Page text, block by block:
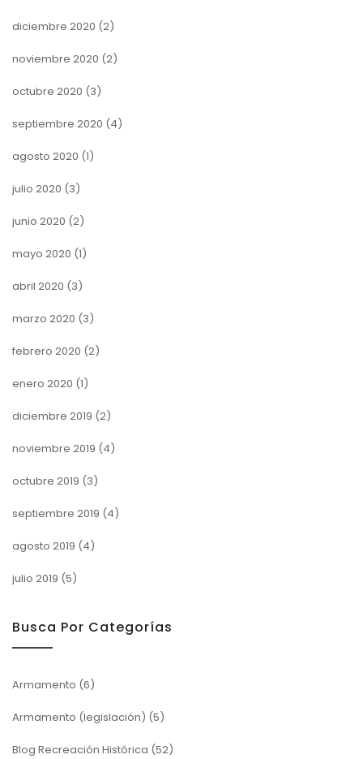
diciembre 2020 (2)
noviembre 2020 (2)
octubre 2020 (3)
septiembre 2020 (4)
agosto 2020 (1)
julio 2020 (3)
junio 2020 (2)
mayo 2020 (1)
abril 2020 (3)
marzo 2020 (3)
febrero 2020 (2)
enero 2020 (1)
diciembre 2019 (2)
noviembre 2019 (4)
octubre 2019 (3)
septiembre 2019 (4)
agosto 2019 (4)
julio 2019 (5)
Busca Por Categorías
Armamento (6)
Armamento (legislación) (5)
Blog Recreación Histórica (52)